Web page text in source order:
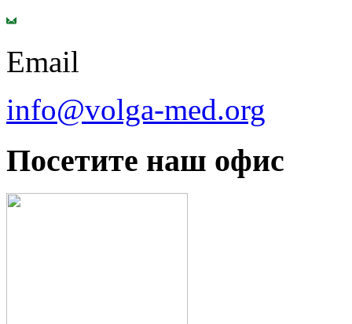
Email
info@volga-med.org
Посетите наш офис